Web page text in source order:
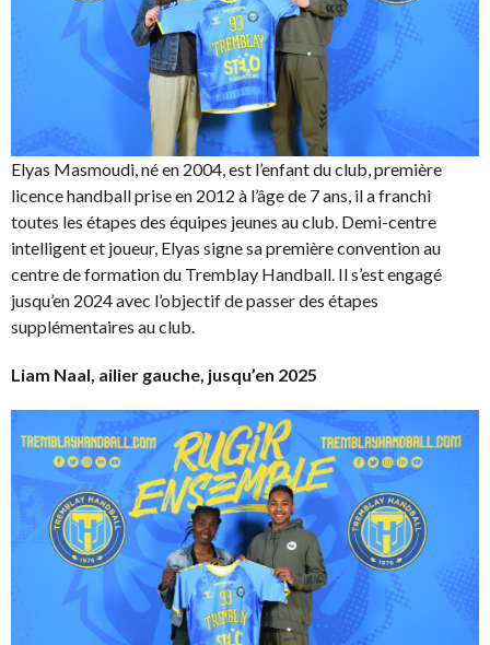
Elyas Masmoudi, né en 2004, est l’enfant du club, première
licence handball prise en 2012 à l’âge de 7 ans, il a franchi
toutes les étapes des équipes jeunes au club. Demi-centre
intelligent et joueur, Elyas signe sa première convention au
centre de formation du Tremblay Handball. Il s’est engagé
jusqu’en 2024 avec l’objectif de passer des étapes
supplémentaires au club.
Liam Naal, ailier gauche, jusqu’en 2025